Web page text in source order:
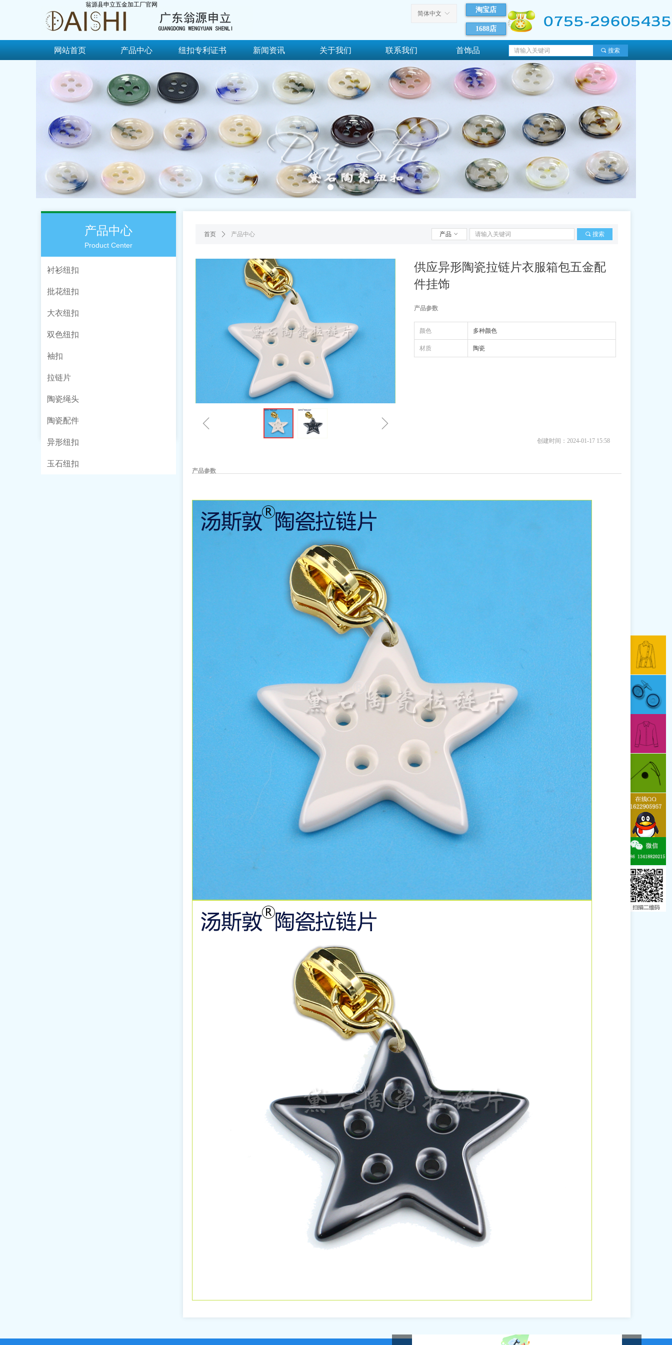
网站首页
网站首页
产品中心 纽扣专利证书
纽扣专利证书
新闻资讯 关于我们
关于我们
联系我们
联系我们
首饰品
首饰品
끠 搜索
ꀅ
简体中文
翁源县申立五金加工厂官网
淘宝店
1688店
产品中心
Product Center
衬衫纽扣
批花纽扣
大衣纽扣
双色纽扣
袖扣
拉链片
陶瓷绳头
陶瓷配件
异形纽扣
玉石纽扣
首页 ꄲ 产品中心 끠 搜索
产品 ꀁ
ꁆ ꁇ
供应异形陶瓷拉链片衣服箱包五金配
件挂饰
产品参数
颜色 多种颜色
材质 陶瓷
产品参数
创建时间： 2024-01-17 15:58